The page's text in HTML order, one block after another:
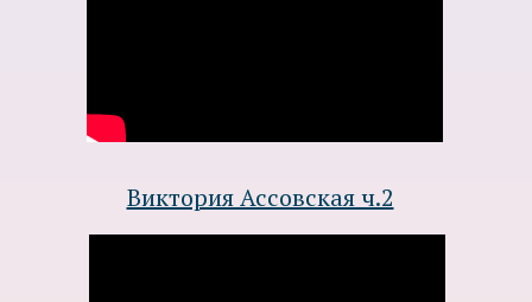
Виктория Ассовская ч.2